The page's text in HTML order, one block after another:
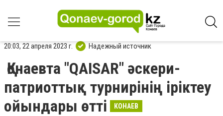
20:03, 22 апреля 2023 г. Надежный источник
Қонаевта "QAISAR" әскери-
патриоттық турнирінің іріктеу
ойындары өтті
КОНАЕВ